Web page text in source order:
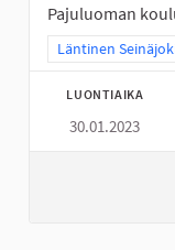
Pajuluoman
Rajaa tulokset
Läntinen
LUONTIAIKA
30.01.2023